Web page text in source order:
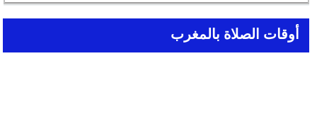
القراءة بالفرنسية سنة 2026
أوقات الصلاة بالمغرب